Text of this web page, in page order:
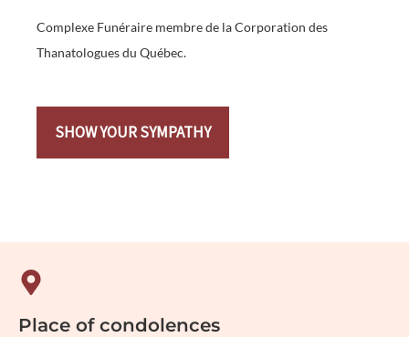
Complexe Funéraire membre de la Corporation des
Thanatologues du Québec.
SHOW YOUR SYMPATHY
Place of condolences